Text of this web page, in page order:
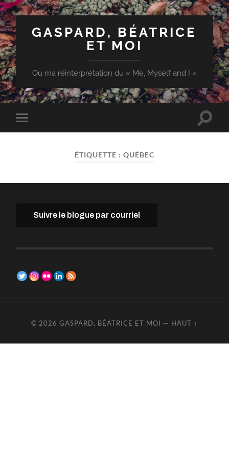
GASPARD, BÉATRICE
ET MOI
Ou ma réinterprétation du « Me, Myself and I »
Toggle
mobile
Toggle
ÉTIQUETTE : QUÉBEC
© 2026 GASPARD, BÉATRICE ET MOI — HAUT ↑